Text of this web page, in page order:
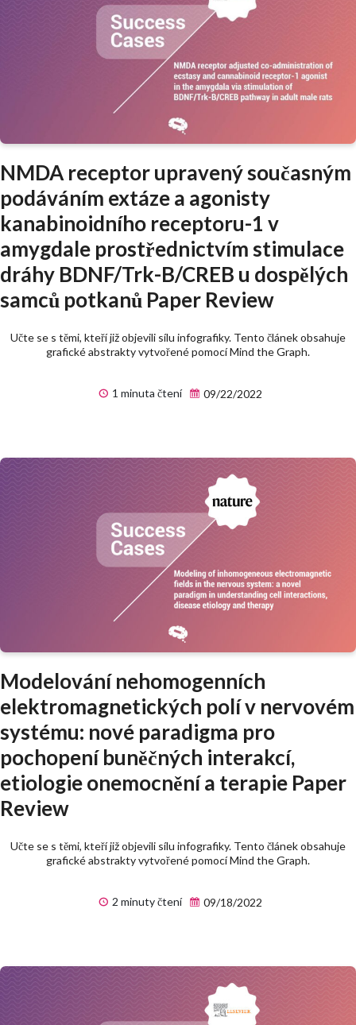
NMDA receptor upravený současným
podáváním extáze a agonisty
kanabinoidního receptoru-1 v
amygdale prostřednictvím stimulace
dráhy BDNF/Trk-B/CREB u dospělých
samců potkanů Paper Review
Učte se s těmi, kteří již objevili sílu infografiky. Tento článek obsahuje
grafické abstrakty vytvořené pomocí Mind the Graph.
1 minuta čtení 09/22/2022
Modelování nehomogenních
elektromagnetických polí v nervovém
systému: nové paradigma pro
pochopení buněčných interakcí,
etiologie onemocnění a terapie Paper
Review
Učte se s těmi, kteří již objevili sílu infografiky. Tento článek obsahuje
grafické abstrakty vytvořené pomocí Mind the Graph.
2 minuty čtení 09/18/2022